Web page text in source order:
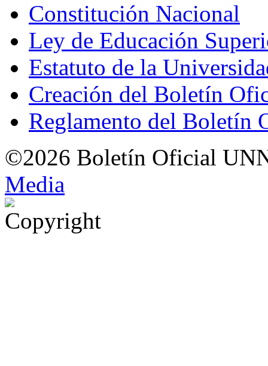
Constitución Nacional
Ley de Educación
Estatuto de la
Creación del Boletín
Reglamento del Boletín
©2026 Boletín Oficial
Media